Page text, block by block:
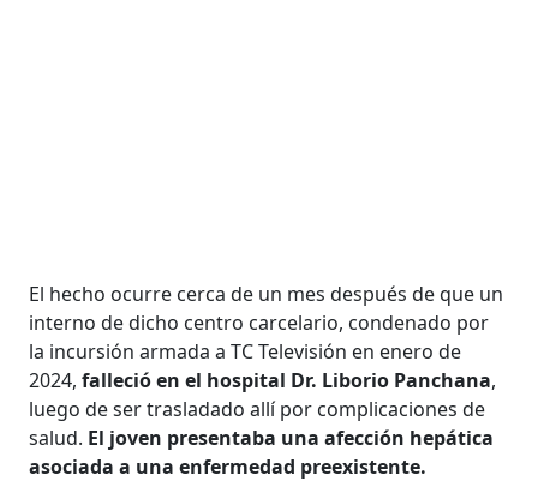
El hecho ocurre cerca de un mes después de que un
interno de dicho centro carcelario, condenado por
la incursión armada a TC Televisión en enero de
2024, falleció en el hospital Dr. Liborio Panchana,
luego de ser trasladado allí por complicaciones de
salud. El joven presentaba una afección hepática
asociada a una enfermedad preexistente.